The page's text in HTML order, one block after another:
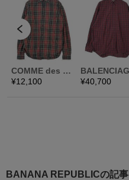
BANANA REPUBLICの記事